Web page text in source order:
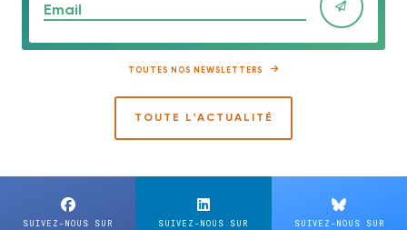
Email
TOUTES NOS NEWSLETTERS
TOUTE L'ACTUALITÉ
SUIVEZ-NOUS SUR SUIVEZ-NOUS SUR SUIVEZ-NOUS SUR